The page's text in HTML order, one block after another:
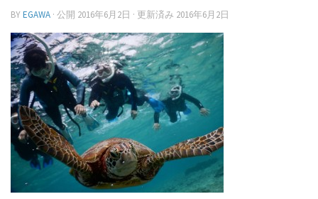
BYEGAWA · 公開 2016年6月2日 · 更新済み 2016年6月2日